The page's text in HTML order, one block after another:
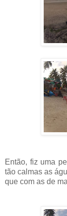
Então, fiz uma
tão calmas as
que com as de